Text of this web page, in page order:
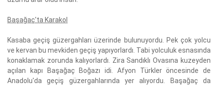
Başağaç'ta Karakol
Kasaba geçiş güzergahları üzerinde bulunuyordu. Pek çok yolcu
ve kervan bu mevkiden geçiş yapıyorlardı. Tabi yolculuk esnasında
konaklamak zorunda kalıyorlardı. Zira Sandıklı Ovasına kuzeyden
açılan kapı Başağaç Boğazı idi. Afyon Türkler öncesinde de
Anadolu'da geçiş güzergahlarında yer alıyordu. Başağaç da